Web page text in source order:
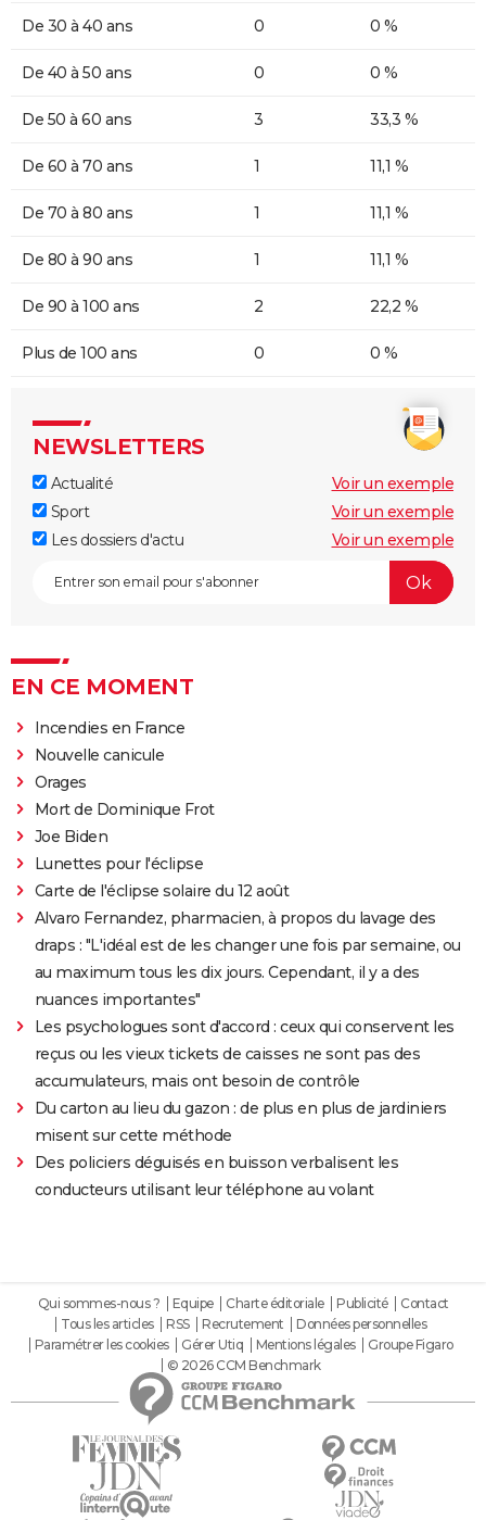
De 30 à 40 ans 0 0 %
De 40 à 50 ans 0 0 %
De 50 à 60 ans 3 33,3 %
De 60 à 70 ans 1 11,1 %
De 70 à 80 ans 1 11,1 %
De 80 à 90 ans 1 11,1 %
De 90 à 100 ans 2 22,2 %
Plus de 100 ans 0 0 %
NEWSLETTERS
Actualité
Voir un exemple
Sport
Voir un exemple
Les dossiers d'actu
Voir un exemple
EN CE MOMENT
Incendies en France
Nouvelle canicule
Orages
Mort de Dominique Frot
Joe Biden
Lunettes pour l'éclipse
Carte de l'éclipse solaire du 12 août
Alvaro Fernandez, pharmacien, à propos du lavage des
draps : "L'idéal est de les changer une fois par semaine, ou
au maximum tous les dix jours. Cependant, il y a des
nuances importantes"
Les psychologues sont d'accord : ceux qui conservent les
reçus ou les vieux tickets de caisses ne sont pas des
accumulateurs, mais ont besoin de contrôle
Du carton au lieu du gazon : de plus en plus de jardiniers
misent sur cette méthode
Des policiers déguisés en buisson verbalisent les
conducteurs utilisant leur téléphone au volant
Qui sommes-nous ? Equipe Charte éditoriale Publicité
Contact
Tous les articles
RSS Recrutement
Données personnelles
Paramétrer les cookies
Gérer Utiq Mentions légales
Groupe Figaro
© 2026 CCM Benchmark